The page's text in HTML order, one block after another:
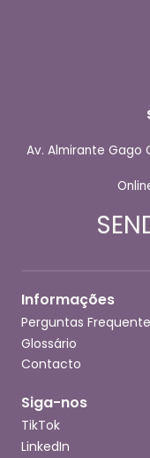
Av. Almirante Gago
Informações
Perguntas
Glossário
Contacto
Siga-nos
TikTok
LinkedIn